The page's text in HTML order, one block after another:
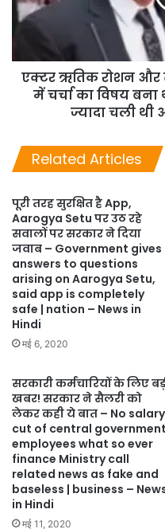
एक्टर ऋतिक रोशन
में चर्चा का विषय बना
ज्यादा चली थी
Related Articles
पूरी तरह सुरक्षित है App,
Aarogya Setu पर उठ रहे
सवालों पर सरकार ने दिया
जवाब – Government gives
answers to questions
arising on Aarogya Setu,
said app is completely
safe | nation – News in
Hindi
मई 6, 2020
सरकारी कर्मचारियों के लिए
खबर! सरकार ने सैलरी को
लेकर कही ये बात – No salary
cut of central government
employees what so ever
finance Ministry call
related news as fake and
baseless | business –
in Hindi
मई 11, 2020